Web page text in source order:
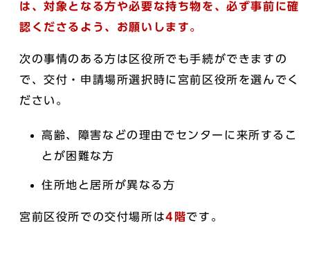
は、対象となる方や必要な持ち物を、必ず事前に確
認くださるよう、お願いします。
次の事情のある方は区役所でも手続ができますの
で、交付・申請場所選択時に宮前区役所を選んでく
ださい。
高齢、障害などの理由でセンターに来所するこ
とが困難な方
住所地と居所が異なる方
宮前区役所での交付場所は4 階です。